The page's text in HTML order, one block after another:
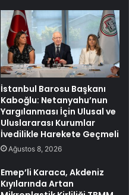
İstanbul Barosu Başkanı
Kaboğlu: Netanyahu’nun
Yargılanması İçin Ulusal ve
Uluslararası Kurumlar
İvedilikle Harekete Geçmeli
Ağustos 8, 2026
Emep’li Karaca, Akdeniz
Kıyılarında Artan